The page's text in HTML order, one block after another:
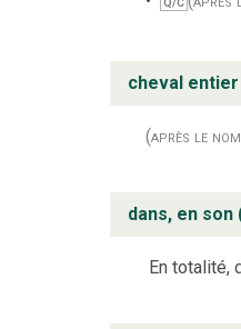
cheval entier
(après le
dans, en
En totalité,